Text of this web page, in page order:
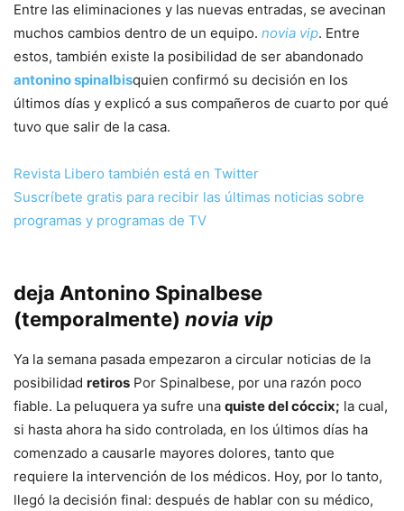
Entre las eliminaciones y las nuevas entradas, se avecinan
muchos cambios dentro de un equipo. novia vip. Entre
estos, también existe la posibilidad de ser abandonado
antonino spinalbisquien confirmó su decisión en los
últimos días y explicó a sus compañeros de cuarto por qué
tuvo que salir de la casa.
Revista Libero también está en Twitter
Suscríbete gratis para recibir las últimas noticias sobre
programas y programas de TV
deja Antonino Spinalbese
(temporalmente) novia vip
Ya la semana pasada empezaron a circular noticias de la
posibilidad retiros Por Spinalbese, por una razón poco
fiable. La peluquera ya sufre una quiste del cóccix; la cual,
si hasta ahora ha sido controlada, en los últimos días ha
comenzado a causarle mayores dolores, tanto que
requiere la intervención de los médicos. Hoy, por lo tanto,
llegó la decisión final: después de hablar con su médico,